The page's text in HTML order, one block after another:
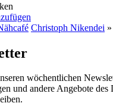
Christoph Nikendei »
wöchentlichen
und andere Angebote